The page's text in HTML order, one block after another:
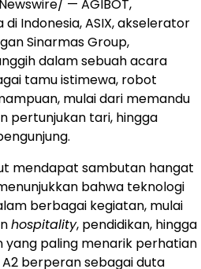
— AGIBOT,
Indonesia, ASIX, akselerator
Sinarmas Group,
dalam sebuah acara
tamu istimewa, robot
mulai dari memandu
pertunjukan tari, hingga
mendapat sambutan hangat
bahwa teknologi
berbagai kegiatan, mulai
hospitality, pendidikan, hingga
yang paling menarik perhatian
berperan sebagai duta